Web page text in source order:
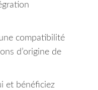
compatibilité
d’origine de
et bénéficiez